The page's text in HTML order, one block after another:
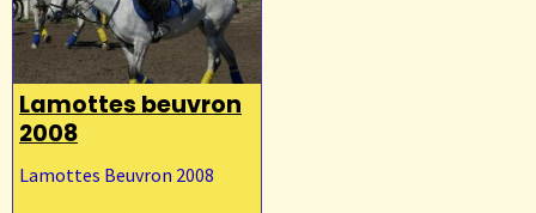
Lamottes beuvron
2008
Lamottes Beuvron 2008